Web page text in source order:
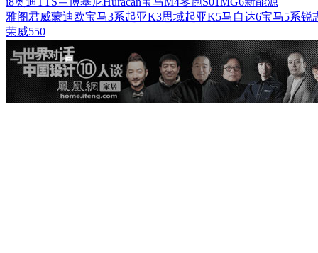
雅阁君威蒙迪欧宝马3系起亚K3思域起亚K5马自达6宝马5系锐
荣威550